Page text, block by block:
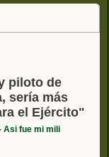
piloto de
sería más
el Ejército"
Asi fue mi mili